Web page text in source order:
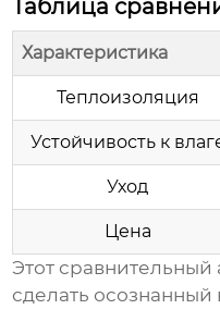
Таблица
Характеристика
Теплоизоляция
Устойчивость к
Уход
Цена
Этот
сделать осознанный